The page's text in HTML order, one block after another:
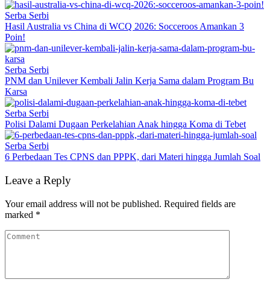
Serba Serbi
Hasil Australia vs China di WCQ 2026: Socceroos Amankan 3
Poin!
Serba Serbi
PNM dan Unilever Kembali Jalin Kerja Sama dalam Program Bu
Karsa
Serba Serbi
Polisi Dalami Dugaan Perkelahian Anak hingga Koma di Tebet
Serba Serbi
6 Perbedaan Tes CPNS dan PPPK, dari Materi hingga Jumlah Soal
Leave a Reply
Your email address will not be published. Required fields are
marked *